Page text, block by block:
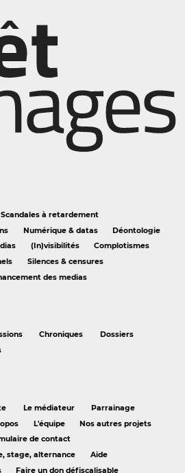
Scandales à retardement
Numérique & datas
Déontologie
(In)visibilités
Complotismes
Silences & censures
des medias
Chroniques
Dossiers
Le médiateur
Parrainage
L'équipe
Nos autres projets
de contact
stage, alternance
Aide
Faire un don défiscalisable